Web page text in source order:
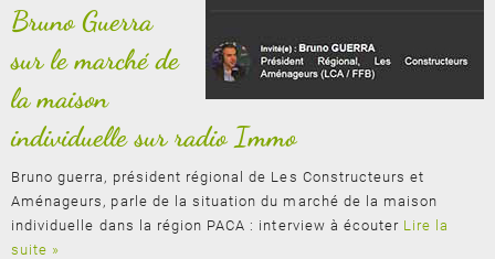
Bruno Guerra
sur le marché de
la maison
individuelle sur radio Immo
Bruno guerra, président régional de Les Constructeurs et
Aménageurs, parle de la situation du marché de la maison
individuelle dans la région PACA : interview à écouter Lire la
suite »